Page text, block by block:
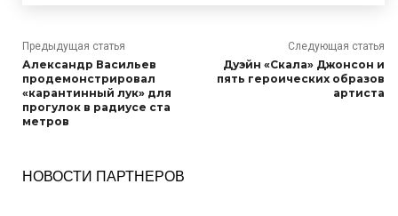
Предыдущая статья
Александр Васильев
продемонстрировал
«карантинный лук» для
прогулок в радиусе ста
метров
Следующая статья
Дуэйн «Скала» Джонсон и
пять героических образов
артиста
НОВОСТИ ПАРТНЕРОВ